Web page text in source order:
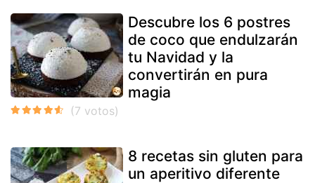
Descubre los 6 postres
de coco que endulzarán
tu Navidad y la
convertirán en pura
magia
8 recetas sin gluten para
un aperitivo diferente